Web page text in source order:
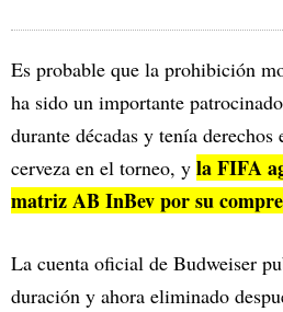
Es probable que la prohibición
ha sido un importante
durante décadas y tenía derechos
cerveza en el torneo, y la FIFA
matriz AB InBev por su
La cuenta oficial de Budweiser
duración y ahora eliminado